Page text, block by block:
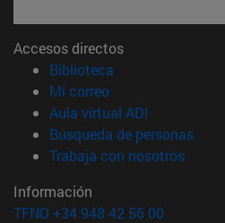
Accesos directos
Biblioteca
Mi correo(abre en nueva
Aula virtual ADI
Búsqueda de personas
Trabaja con nosotros(abre
Información
TFNO +34 948 42 56 00